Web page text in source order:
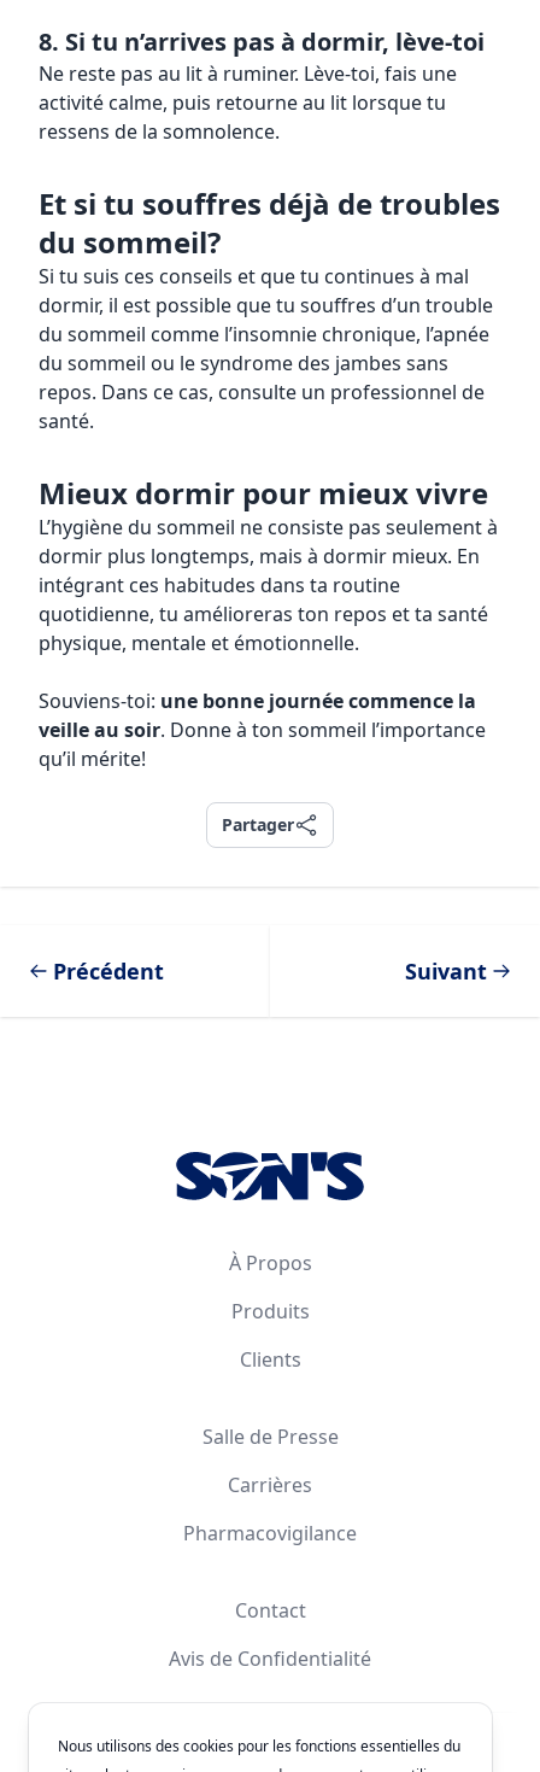
8. Si tu n’arrives pas à dormir, lève-toi
Ne reste pas au lit à ruminer. Lève-toi, fais une
activité calme, puis retourne au lit lorsque tu
ressens de la somnolence.
Et si tu souffres déjà de troubles
du sommeil?
Si tu suis ces conseils et que tu continues à mal
dormir, il est possible que tu souffres d’un trouble
du sommeil comme l’insomnie chronique, l’apnée
du sommeil ou le syndrome des jambes sans
repos. Dans ce cas, consulte un professionnel de
santé.
Mieux dormir pour mieux vivre
L’hygiène du sommeil ne consiste pas seulement à
dormir plus longtemps, mais à dormir mieux. En
intégrant ces habitudes dans ta routine
quotidienne, tu amélioreras ton repos et ta santé
physique, mentale et émotionnelle.
Souviens-toi: une bonne journée commence la
veille au soir. Donne à ton sommeil l’importance
qu’il mérite!
Partager
Partager
Précédent Suivant
À Propos
Produits
Clients
Salle de Presse
Carrières
Pharmacovigilance
Contact
Avis de Confidentialité
FacebookInstagramYouTubeX
Nous utilisons des cookies pour les fonctions essentielles du